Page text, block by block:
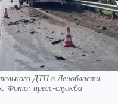
ДТП в Ленобласти,
Фото: пресс-служба